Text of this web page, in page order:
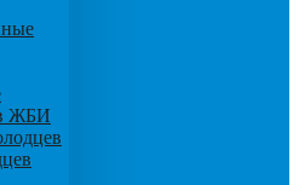
ЖБИ